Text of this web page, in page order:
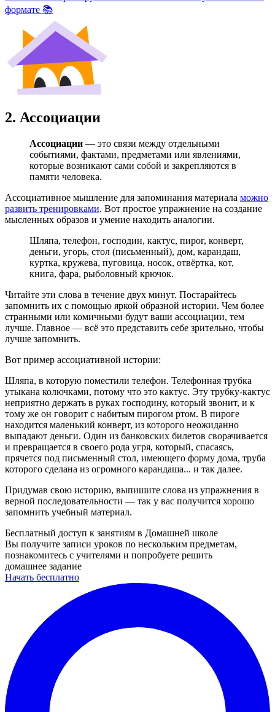
формате 📚
2. Ассоциации
Ассоциации — это связи между отдельными
событиями, фактами, предметами или явлениями,
которые возникают сами собой и закрепляются в
памяти человека.
Ассоциативное мышление для запоминания материала можно
развить тренировками. Вот простое упражнение на создание
мысленных образов и умение находить аналогии.
Шляпа, телефон, господин, кактус, пирог, конверт,
деньги, угорь, стол (письменный), дом, карандаш,
куртка, кружева, пуговица, носок, отвёртка, кот,
книга, фара, рыболовный крючок.
Читайте эти слова в течение двух минут. Постарайтесь
запомнить их с помощью яркой образной истории. Чем более
странными или комичными будут ваши ассоциации, тем
лучше. Главное — всё это представить себе зрительно, чтобы
лучше запомнить.
Вот пример ассоциативной истории:
Шляпа, в которую поместили телефон. Телефонная трубка
утыкана колючками, потому что это кактус. Эту трубку-кактус
неприятно держать в руках господину, который звонит, и к
тому же он говорит с набитым пирогом ртом. В пироге
находится маленький конверт, из которого неожиданно
выпадают деньги. Один из банковских билетов сворачивается
и превращается в своего рода угря, который, спасаясь,
прячется под письменный стол, имеющего форму дома, труба
которого сделана из огромного карандаша... и так далее.
Придумав свою историю, выпишите слова из упражнения в
верной последовательности — так у вас получится хорошо
запомнить учебный материал.
Бесплатный доступ к занятиям в Домашней школе
Вы получите записи уроков по нескольким предметам,
познакомитесь с учителями и попробуете решить
домашнее задание
Начать бесплатно